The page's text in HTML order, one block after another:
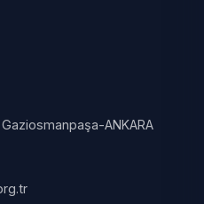
ANKARA